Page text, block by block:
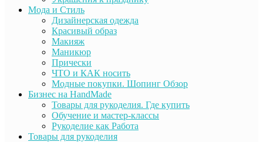
Мода и Стиль
Дизайнерская одежда
Красивый образ
Макияж
Маникюр
Прически
ЧТО и КАК носить
Модные покупки. Шопинг Обзор
Бизнес на HandMade
Товары для рукоделия. Где купить
Обучение и мастер-классы
Рукоделие как Работа
Товары для рукоделия